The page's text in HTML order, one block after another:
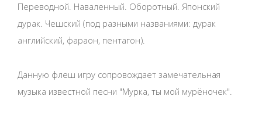
Переводной. Наваленный. Оборотный. Японский
дурак. Чешский (под разными названиями: дурак
английский, фараон, пентагон).
Данную флеш игру сопровождает замечательная
музыка известной песни "Мурка, ты мой мурёночек".